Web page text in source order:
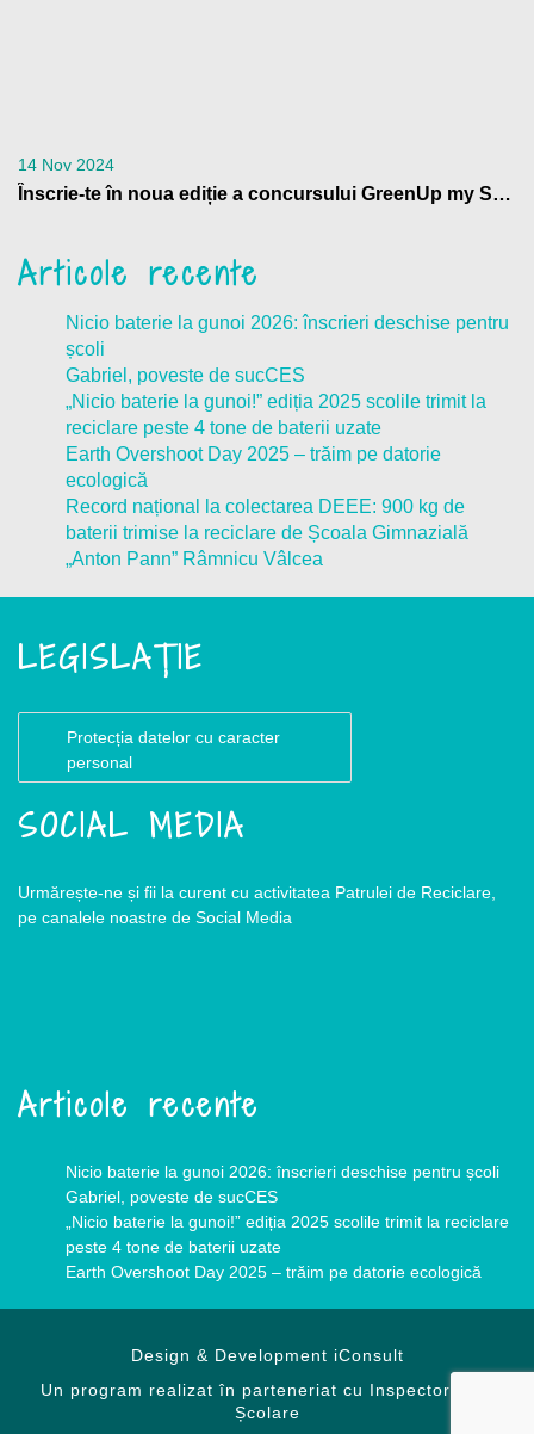
14 Nov 2024
Înscrie-te în noua ediție a concursului GreenUp my School
Articole recente
Nicio baterie la gunoi 2026: înscrieri deschise pentru
școli
Gabriel, poveste de sucCES
„Nicio baterie la gunoi!” ediția 2025 scolile trimit la
reciclare peste 4 tone de baterii uzate
Earth Overshoot Day 2025 – trăim pe datorie
ecologică
Record național la colectarea DEEE: 900 kg de
baterii trimise la reciclare de Școala Gimnazială
„Anton Pann” Râmnicu Vâlcea
LEGISLAȚIE
Protecția datelor cu caracter
personal
SOCIAL MEDIA
Urmărește-ne și fii la curent cu activitatea Patrulei de Reciclare,
pe canalele noastre de Social Media
Articole recente
Nicio baterie la gunoi 2026: înscrieri deschise pentru școli
Gabriel, poveste de sucCES
„Nicio baterie la gunoi!” ediția 2025 scolile trimit la reciclare
peste 4 tone de baterii uzate
Earth Overshoot Day 2025 – trăim pe datorie ecologică
Design & Development iConsult
Un program realizat în parteneriat cu Inspectoratele
Școlare